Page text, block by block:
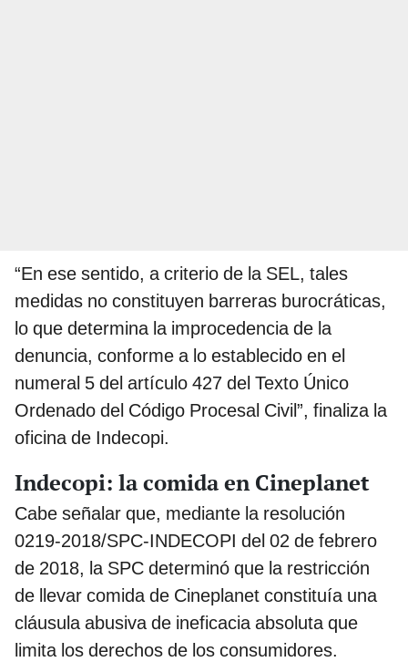
“En ese sentido, a criterio de la SEL, tales
medidas no constituyen barreras burocráticas,
lo que determina la improcedencia de la
denuncia, conforme a lo establecido en el
numeral 5 del artículo 427 del Texto Único
Ordenado del Código Procesal Civil”, finaliza la
oficina de Indecopi.
Indecopi: la comida en Cineplanet
Cabe señalar que, mediante la resolución
0219-2018/SPC-INDECOPI del 02 de febrero
de 2018, la SPC determinó que la restricción
de llevar comida de Cineplanet constituía una
cláusula abusiva de ineficacia absoluta que
limita los derechos de los consumidores.